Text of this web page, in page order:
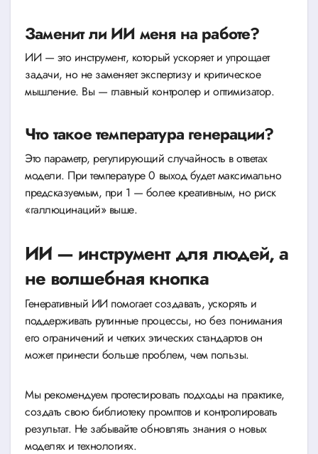
Заменит ли ИИ меня на работе?
ИИ — это инструмент, который ускоряет и упрощает
задачи, но не заменяет экспертизу и критическое
мышление. Вы — главный контролер и оптимизатор.
Что такое температура генерации?
Это параметр, регулирующий случайность в ответах
модели. При температуре 0 выход будет максимально
предсказуемым, при 1 — более креативным, но риск
«галлюцинаций» выше.
ИИ — инструмент для людей, а
не волшебная кнопка
Генеративный ИИ помогает создавать, ускорять и
поддерживать рутинные процессы, но без понимания
его ограничений и четких этических стандартов он
может принести больше проблем, чем пользы.
Мы рекомендуем протестировать подходы на практике,
создать свою библиотеку промптов и контролировать
результат. Не забывайте обновлять знания о новых
моделях и технологиях.